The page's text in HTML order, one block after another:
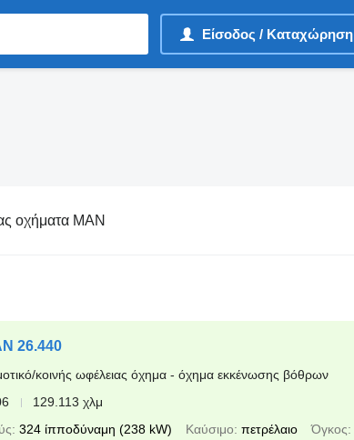
Είσοδος / Καταχώρηση
οχήματα MAN
26.440
κοινής ωφέλειας όχημα - όχημα εκκένωσης βόθρων
129.113 χλμ
324 ίπποδύναμη (238 kW) Καύσιμο πετρέλαιο Όγκος